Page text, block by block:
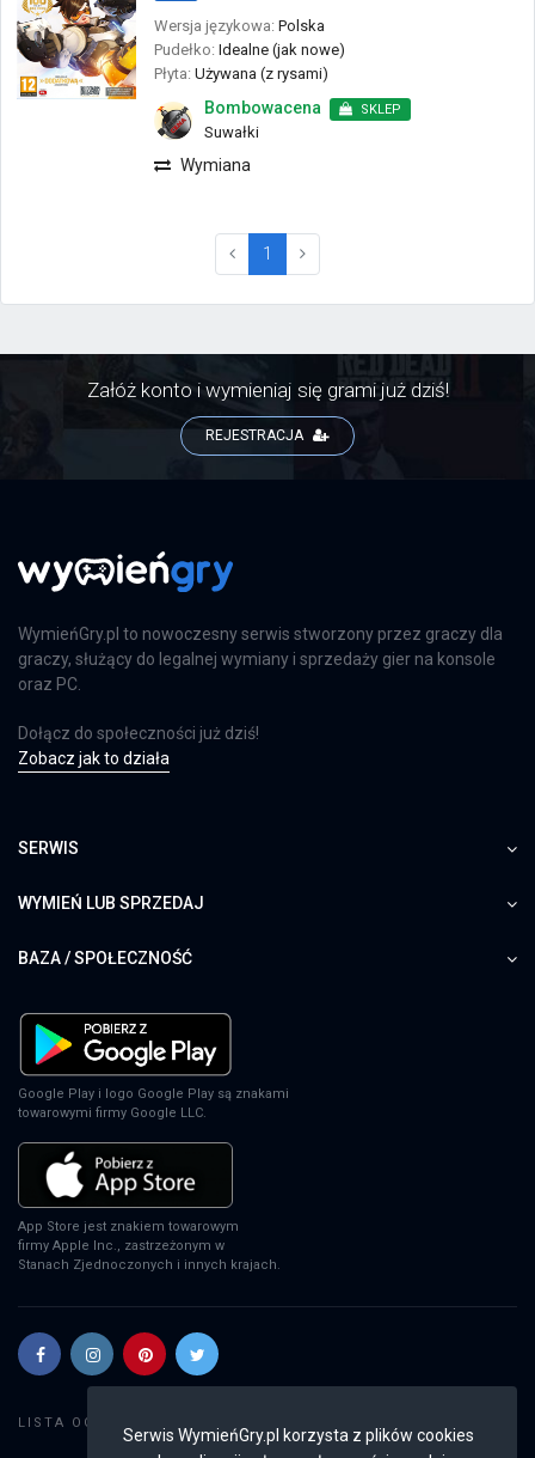
Serwis WymieńGry.pl korzysta z plików cookies
Wersja językowa: Polska
Pudełko: Idealne (jak nowe)
Płyta: Używana (z rysami)
Bombowacena SKLEP
Suwałki
Wymiana
1 (current)
Załóż konto i wymieniaj się grami już dziś!
REJESTRACJA
WymieńGry.pl to nowoczesny serwis stworzony przez graczy dla
graczy, służący do legalnej wymiany i sprzedaży gier na konsole
oraz PC.
Dołącz do społeczności już dziś!
Zobacz jak to działa
SERWIS
WYMIEŃ LUB SPRZEDAJ
BAZA / SPOŁECZNOŚĆ
Google Play i logo Google Play są znakami
towarowymi firmy Google LLC.
App Store jest znakiem towarowym
firmy Apple Inc., zastrzeżonym w
Stanach Zjednoczonych i innych krajach.
LISTA OGŁOSZEŃ: